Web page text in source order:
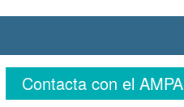
Contacta con el AMPA